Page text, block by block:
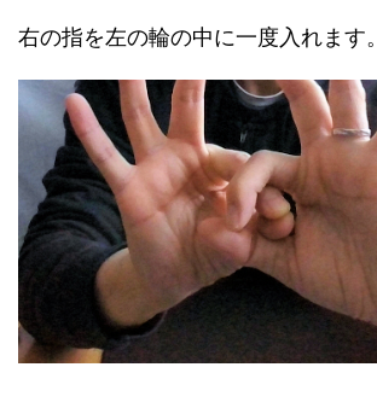
右の指を左の輪の中に一度入れます。